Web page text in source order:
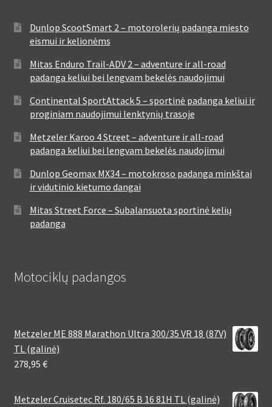
Dunlop ScootSmart 2 – motorolerių padanga miesto
eismui ir kelionėms
Mitas Enduro Trail-ADV 2 – adventure ir all-road
padanga keliui bei lengvam bekelės naudojimui
Continental SportAttack 5 – sportinė padanga keliui ir
proginiam naudojimui lenktynių trasoje
Metzeler Karoo 4 Street – adventure ir all-road
padanga keliui bei lengvam bekelės naudojimui
Dunlop Geomax MX34 – motokroso padanga minkštai
ir vidutinio kietumo dangai
Mitas Street Force – Subalansuota sportinė kelių
padanga
Motociklų padangos
Metzeler ME 888 Marathon Ultra 300/35 VR 18 (87V)
TL (galinė)
278,95 €
Metzeler Cruisetec Rf. 180/65 B 16 81H TL (galinė)